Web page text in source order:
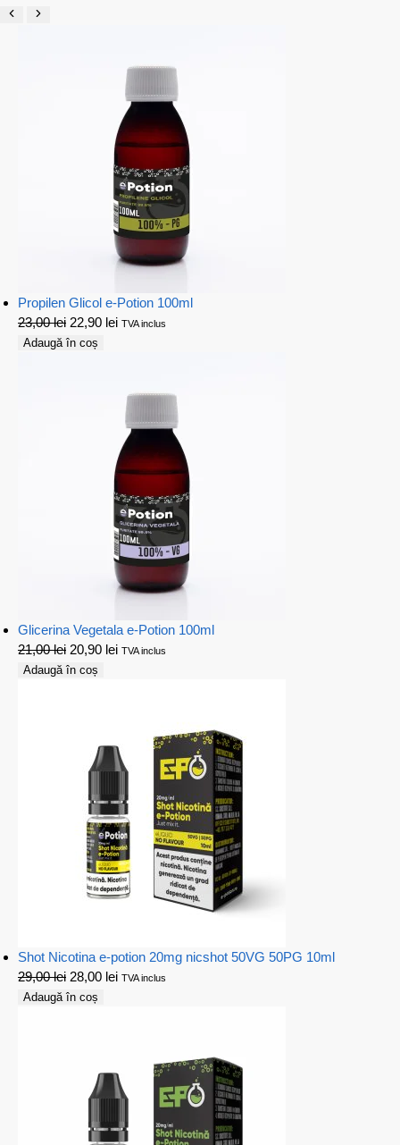
Propilen Glicol e-Potion 100ml
23,00lei 22,90 lei TVA inclus
Adaugă în coș
Glicerina Vegetala e-Potion 100ml
21,00lei 20,90 lei TVA inclus
Adaugă în coș
Shot Nicotina e-potion 20mg nicshot 50VG 50PG 10ml
29,00lei 28,00 lei TVA inclus
Adaugă în coș